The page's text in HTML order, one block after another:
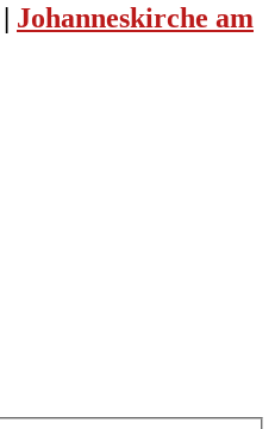
| Johanneskirche am